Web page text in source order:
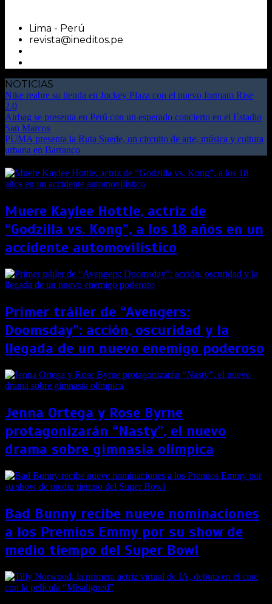
Lima - Perú
revista@ineditos.pe
NOTICIAS
Nike reabre su tienda en Jockey Plaza con el nuevo formato Rise
2.0
Airbag se presenta en Perú con un esperado concierto en el Estadio
San Marcos
PUMA presenta la Ruta Suede, un circuito de arte, música y cultura
urbana en Barranco
Muere Kaylee Hottle, actriz de
“Godzilla vs. Kong”, a los 18 años en un
accidente automovilístico
Primer tráiler de “Avengers:
Doomsday”: acción, oscuridad y la
llegada de un nuevo enemigo poderoso
Jenna Ortega y Rose Byrne
protagonizarán “Nasty”, el nuevo
drama sobre gimnasia olímpica
Bad Bunny recibe nueve nominaciones
a los Premios Emmy por su show de
medio tiempo del Super Bowl